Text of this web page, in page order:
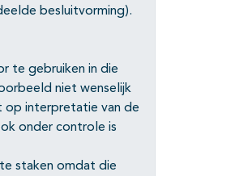
besluitvorming).
te gebruiken in die
niet wenselijk
op interpretatie van de
onder controle is
staken omdat die